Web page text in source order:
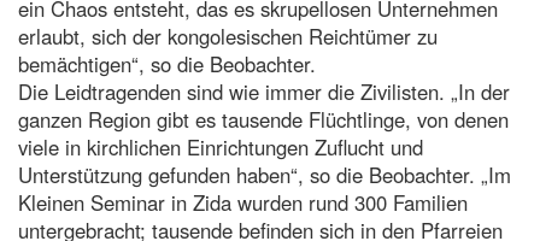
ein Chaos entsteht, das es skrupellosen Unternehmen
erlaubt, sich der kongolesischen Reichtümer zu
bemächtigen“, so die Beobachter.
Die Leidtragenden sind wie immer die Zivilisten. „In der
ganzen Region gibt es tausende Flüchtlinge, von denen
viele in kirchlichen Einrichtungen Zuflucht und
Unterstützung gefunden haben“, so die Beobachter. „Im
Kleinen Seminar in Zida wurden rund 300 Familien
untergebracht; tausende befinden sich in den Pfarreien